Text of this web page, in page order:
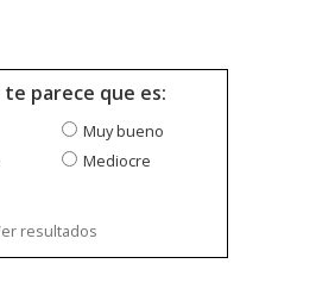
te parece que es:
Muy bueno
Mediocre
resultados